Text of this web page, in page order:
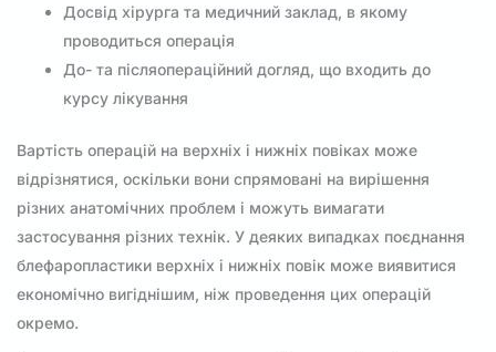
Досвід хірурга та медичний заклад, в якому
проводиться операція
До- та післяопераційний догляд, що входить до
курсу лікування
Вартість операцій на верхніх і нижніх повіках може
відрізнятися, оскільки вони спрямовані на вирішення
різних анатомічних проблем і можуть вимагати
застосування різних технік. У деяких випадках поєднання
блефаропластики верхніх і нижніх повік може виявитися
економічно вигіднішим, ніж проведення цих операцій
окремо.